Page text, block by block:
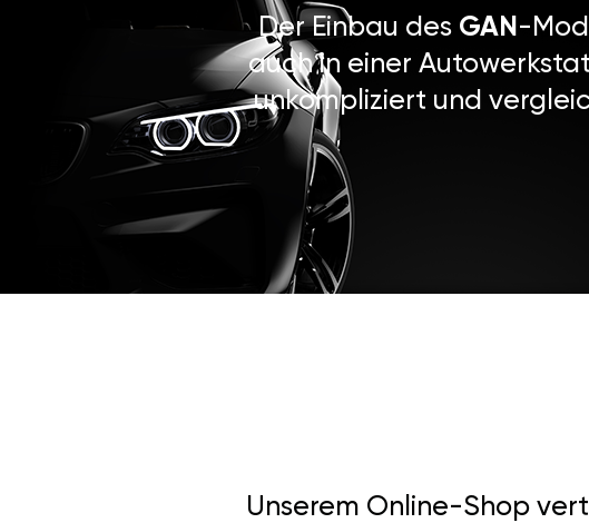
Der Einbau des GAN -
auch in einer
unkompliziert und
Unserem Online-Shop